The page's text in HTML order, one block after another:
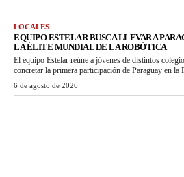
LOCALES
EQUIPO ESTELAR BUSCA LLEVAR A
LA ÉLITE MUNDIAL DE LA ROBÓTICA
El equipo Estelar reúne a jóvenes de distintos
concretar la primera participación de Paraguay en
6 de agosto de 2026